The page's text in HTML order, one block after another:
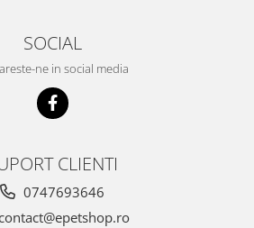
SOCIAL
ne in social media
CLIENTI
0747693646